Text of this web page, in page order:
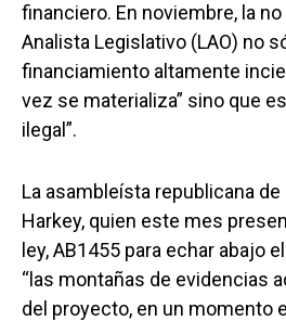
financiero. En noviembre, la
Analista Legislativo (LAO) no
financiamiento altamente
vez se materializa” sino que
ilegal”.
La asambleísta republicana de
Harkey, quien este mes
ley, AB1455 para echar abajo
“las montañas de evidencias
del proyecto, en un momento